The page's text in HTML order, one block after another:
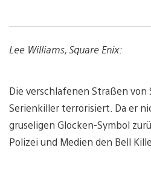
Lee Williams, Square Enix:
Die verschlafenen Straßen von
Serienkiller terrorisiert. Da er
gruseligen Glocken-Symbol
Polizei und Medien den Bell